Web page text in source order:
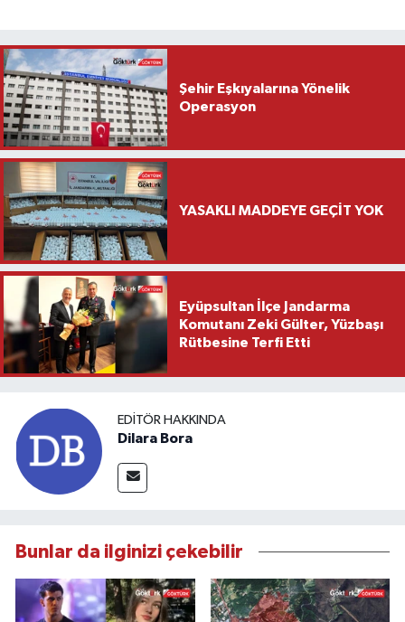
Şehir Eşkıyalarına Yönelik
Operasyon
YASAKLI MADDEYE GEÇİT YOK
Eyüpsultan İlçe Jandarma
Komutanı Zeki Gülter, Yüzbaşı
Rütbesine Terfi Etti
EDITÖR HAKKINDA
Dilara Bora
Bunlar da ilginizi çekebilir